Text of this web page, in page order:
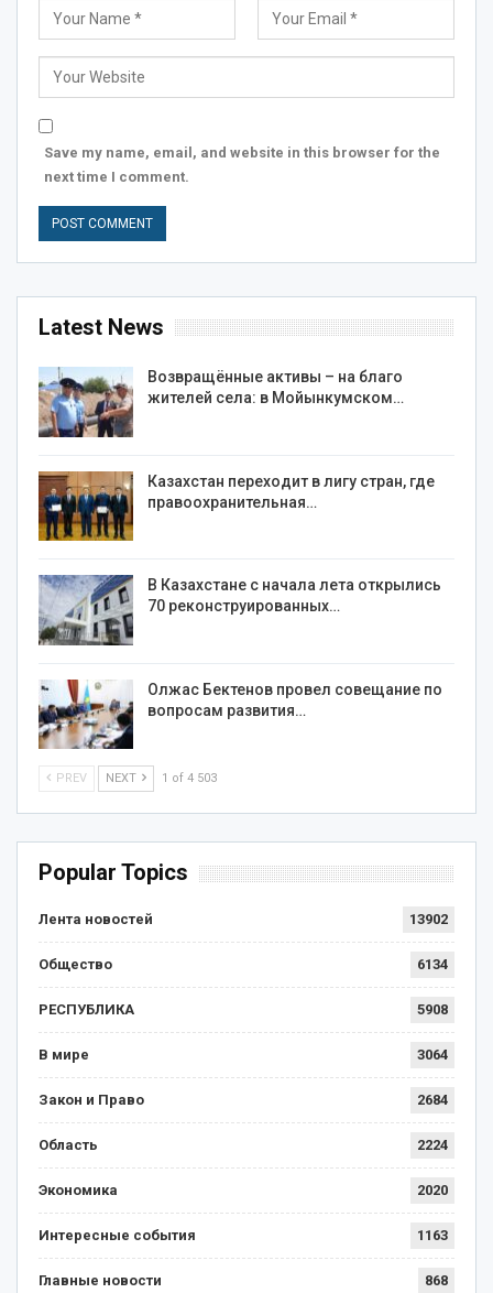
Save my name, email, and website in this browser for the
next time I comment.
Latest News
Возвращённые активы – на благо
жителей села: в Мойынкумском…
Казахстан переходит в лигу стран, где
правоохранительная…
В Казахстане с начала лета открылись
70 реконструированных…
Олжас Бектенов провел совещание по
вопросам развития…
PREV NEXT 1 of 4 503
Popular Topics
Лента новостей 13902
Общество 6134
РЕСПУБЛИКА 5908
В мире 3064
Закон и Право 2684
Область 2224
Экономика 2020
Интересные события 1163
Главные новости 868